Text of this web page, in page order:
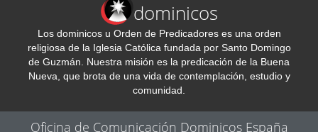
dominicos
Los dominicos u Orden de Predicadores es una orden
religiosa de la Iglesia Católica fundada por Santo Domingo
de Guzmán. Nuestra misión es la predicación de la Buena
Nueva, que brota de una vida de contemplación, estudio y
comunidad.
Oficina de Comunicación Dominicos España